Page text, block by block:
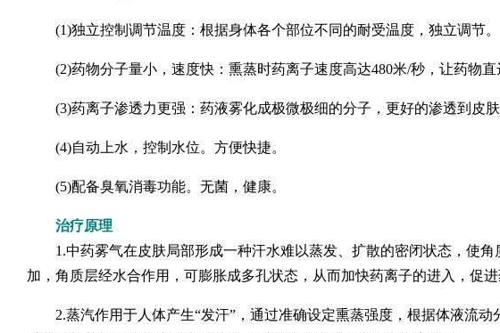
(1)独立控制调节温度：根据身体各个部位不同的耐受温度，独立调节。
(2)药物分子量小，速度快：熏蒸时药离子速度高达480米/秒，让药物直
(3)药离子渗透力更强：药液雾化成极微极细的分子，更好的渗透到皮肤
(4)自动上水，控制水位。方便快捷。
(5)配备臭氧消毒功能。无菌，健康。
治疗原理
1.中药雾气在皮肤局部形成一种汗水难以蒸发、扩散的密闭状态，使角
加，角质层经水合作用，可膨胀成多孔状态，从而加快药离子的进入，促进
2.蒸汽作用于人体产生“发汗”，通过准确设定熏蒸强度，根据体液流动